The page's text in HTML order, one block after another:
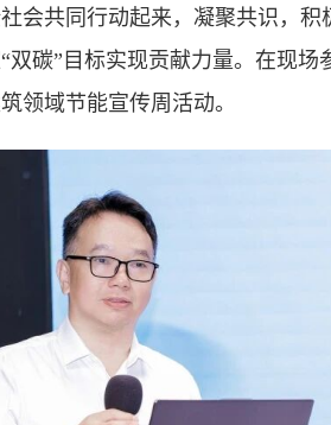
会共同行动起来，凝聚共识，
碳”目标实现贡献力量。在现
领域节能宣传周活动。